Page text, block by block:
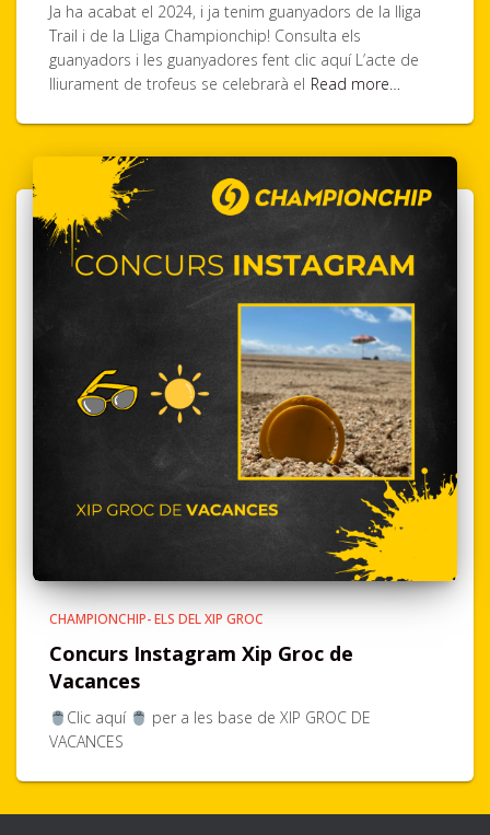
Ja ha acabat el 2024, i ja tenim guanyadors de la lliga
Trail i de la Lliga Championchip! Consulta els
guanyadors i les guanyadores fent clic aquí L’acte de
lliurament de trofeus se celebrarà el Read more…
CHAMPIONCHIP- ELS DEL XIP GROC
Concurs Instagram Xip Groc de
Vacances
Clic aquí
per a les base de XIP GROC DE
VACANCES